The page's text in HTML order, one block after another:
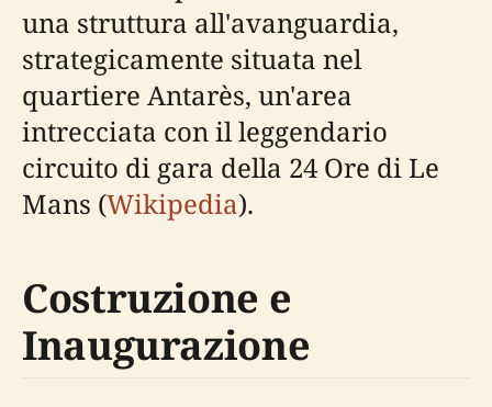
una struttura all'avanguardia,
strategicamente situata nel
quartiere Antarès, un'area
intrecciata con il leggendario
circuito di gara della 24 Ore di Le
Mans (Wikipedia).
Costruzione e
Inaugurazione